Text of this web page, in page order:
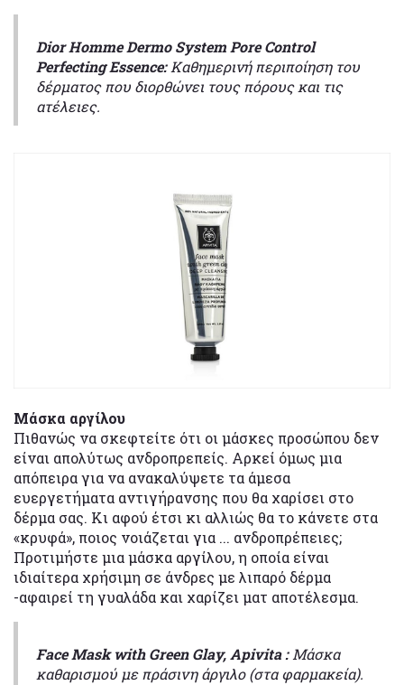
Dior Homme Dermo System Pore Control
Perfecting Essence:Καθημερινή περιποίηση του
δέρματος που διορθώνει τους πόρους και τις
ατέλειες.
Mάσκα αργίλου
Πιθανώς να σκεφτείτε ότι οι μάσκες προσώπου δεν
είναι απολύτως ανδροπρεπείς. Αρκεί όμως μια
απόπειρα για να ανακαλύψετε τα άμεσα
ευεργετήματα αντιγήρανσης που θα χαρίσει στο
δέρμα σας. Κι αφού έτσι κι αλλιώς θα το κάνετε στα
«κρυφά», ποιος νοιάζεται για ... ανδροπρέπειες;
Προτιμήστε μια μάσκα αργίλου, η οποία είναι
ιδιαίτερα χρήσιμη σε άνδρες με λιπαρό δέρμα
-αφαιρεί τη γυαλάδα και χαρίζει ματ αποτέλεσμα.
Face Mask with Green Glay, Apivita :Μάσκα
καθαρισμού με πράσινη άργιλο (στα φαρμακεία).